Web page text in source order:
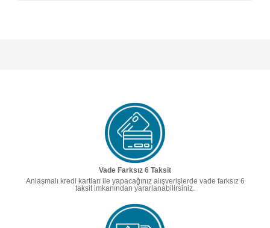
Vade Farksız 6 Taksit
Anlaşmalı kredi kartları ile yapacağınız alışverişlerde vade farksız 6
taksit imkanından yararlanabilirsiniz.